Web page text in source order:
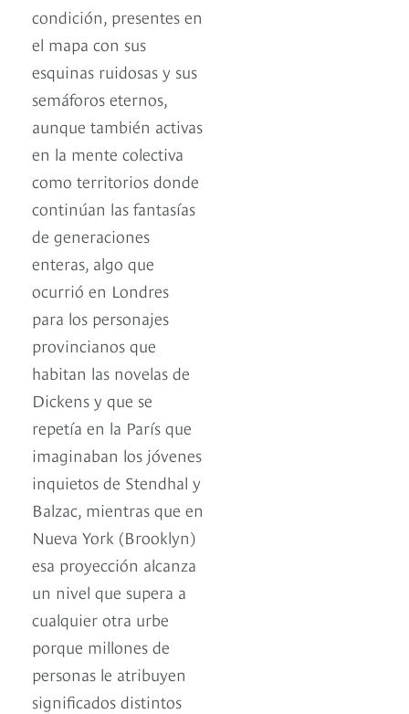
condición, presentes en
el mapa con sus
esquinas ruidosas y sus
semáforos eternos,
aunque también activas
en la mente colectiva
como territorios donde
continúan las fantasías
de generaciones
enteras, algo que
ocurrió en Londres
para los personajes
provincianos que
habitan las novelas de
Dickens y que se
repetía en la París que
imaginaban los jóvenes
inquietos de Stendhal y
Balzac, mientras que en
Nueva York (Brooklyn)
esa proyección alcanza
un nivel que supera a
cualquier otra urbe
porque millones de
personas le atribuyen
significados distintos